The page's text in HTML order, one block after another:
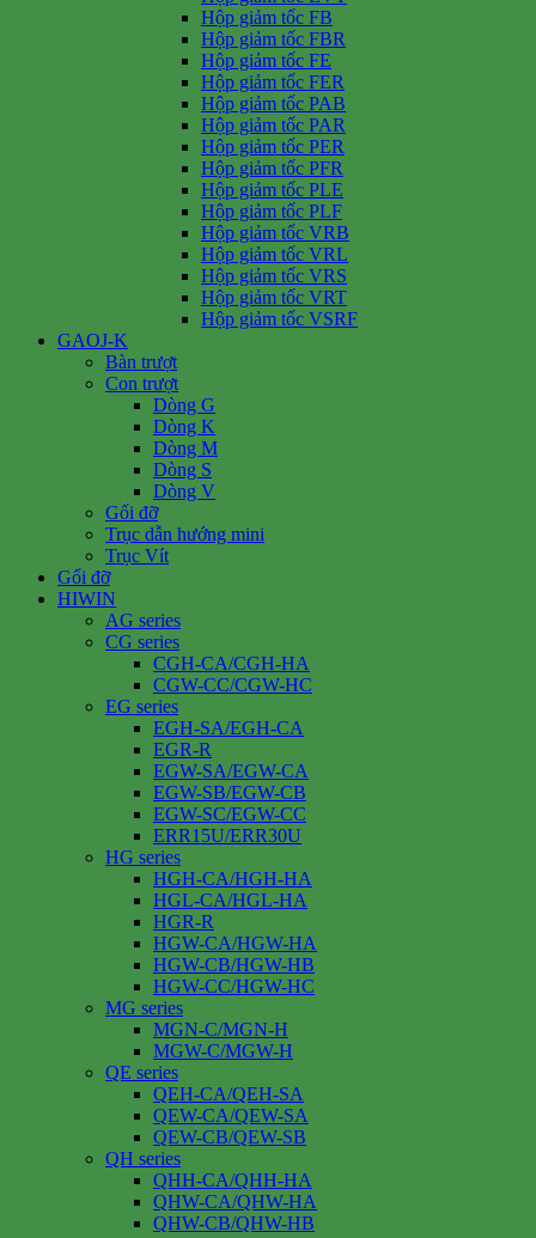
Hộp giảm tốc FB
Hộp giảm tốc FBR
Hộp giảm tốc FE
Hộp giảm tốc FER
Hộp giảm tốc PAB
Hộp giảm tốc PAR
Hộp giảm tốc PER
Hộp giảm tốc PFR
Hộp giảm tốc PLE
Hộp giảm tốc PLF
Hộp giảm tốc VRB
Hộp giảm tốc VRL
Hộp giảm tốc VRS
Hộp giảm tốc VRT
Hộp giảm tốc VSRF
GAOJ-K
Bàn trượt
Con trượt
Dòng G
Dòng K
Dòng M
Dòng S
Dòng V
Gối đỡ
Trục dẫn hướng mini
Trục Vít
Gối đỡ
HIWIN
AG series
CG series
CGH-CA/CGH-HA
CGW-CC/CGW-HC
EG series
EGH-SA/EGH-CA
EGR-R
EGW-SA/EGW-CA
EGW-SB/EGW-CB
EGW-SC/EGW-CC
ERR15U/ERR30U
HG series
HGH-CA/HGH-HA
HGL-CA/HGL-HA
HGR-R
HGW-CA/HGW-HA
HGW-CB/HGW-HB
HGW-CC/HGW-HC
MG series
MGN-C/MGN-H
MGW-C/MGW-H
QE series
QEH-CA/QEH-SA
QEW-CA/QEW-SA
QEW-CB/QEW-SB
QH series
QHH-CA/QHH-HA
QHW-CA/QHW-HA
QHW-CB/QHW-HB